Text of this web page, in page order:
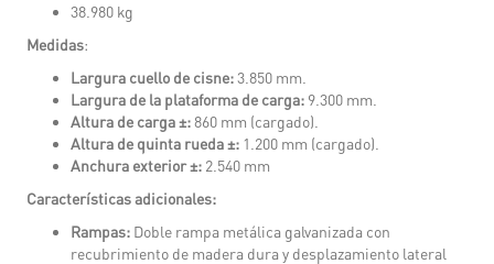
38.980 kg
Medidas:
Largura cuello de cisne:3.850 mm.
Largura de la plataforma de carga: 9.300 mm.
Altura de carga ±:860 mm (cargado).
Altura de quinta rueda ±: 1.200 mm (cargado).
Anchura exterior ±: 2.540 mm
Características adicionales:
Rampas: Doble rampa metálica galvanizada con
recubrimiento de madera dura y desplazamiento lateral